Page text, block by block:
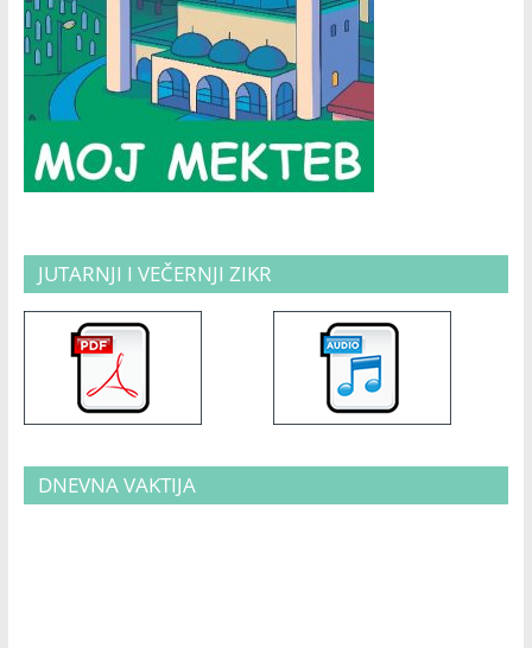
JUTARNJI I VEČERNJI ZIKR
DNEVNA VAKTIJA